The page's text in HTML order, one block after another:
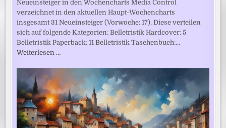
Neueinsteiger in den Wochencharts Media Control
verzeichnet in den aktuellen Haupt-Wochencharts
insgesamt 31 Neueinsteiger (Vorwoche: 17). Diese verteilen
sich auf folgende Kategorien: Belletristik Hardcover: 5
Belletristik Paperback: 11 Belletristik Taschenbuch:…
Weiterlesen …